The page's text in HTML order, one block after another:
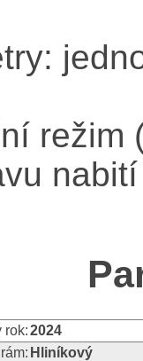
režim
rok:2024
rám: Hliníkový